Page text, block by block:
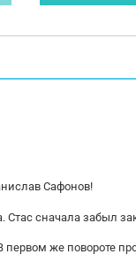
приборной
магнитола, 1
Сафонов!
сначала забыл
же повороте